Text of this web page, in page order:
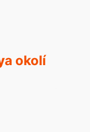
a okolí